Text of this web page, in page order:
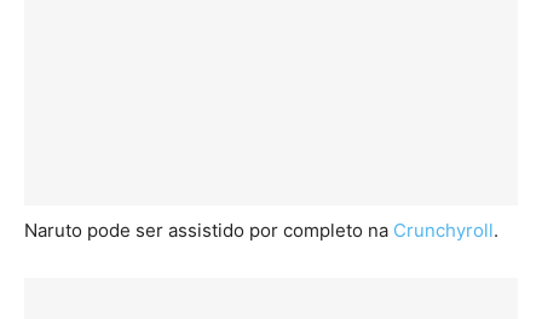
Naruto pode ser assistido por completo na Crunchyroll.